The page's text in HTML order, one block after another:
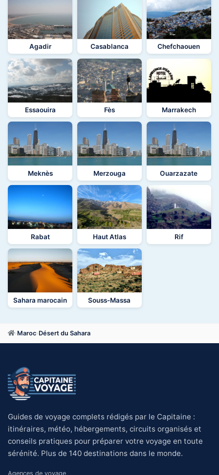
Agadir Casablanca Chefchaouen
Essaouira Fès Marrakech
Meknès Merzouga Ouarzazate
Rabat Haut Atlas Rif
Sahara marocain Souss-Massa
› Maroc› Désert du Sahara
Guides de voyage complets rédigés par le Capitaine :
itinéraires, météo, hébergements, circuits organisés et
conseils pratiques pour préparer votre voyage en toute
sérénité. Plus de 140 destinations dans le monde.
Agences de voyage